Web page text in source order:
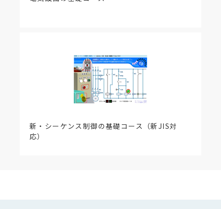
新・シーケンス制御の基礎コース（新JIS対
応）